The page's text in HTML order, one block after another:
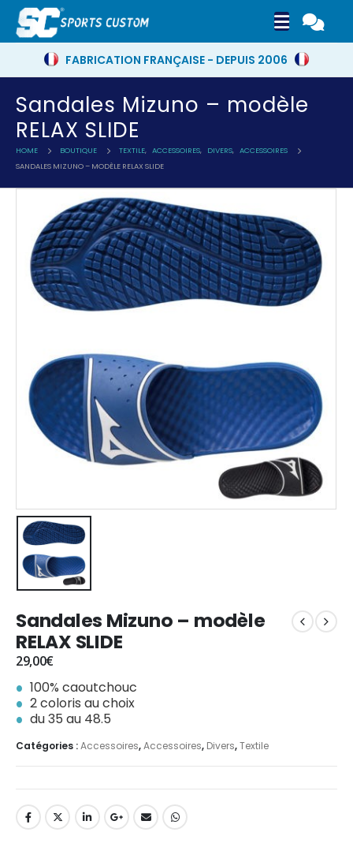
FABRICATION FRANÇAISE - DEPUIS 2006
Sandales Mizuno – modèle
RELAX SLIDE
HOME BOUTIQUE TEXTILE, ACCESSOIRES, DIVERS, ACCESSOIRES
SANDALES MIZUNO – MODÈLE RELAX SLIDE
Sandales Mizuno – modèle
RELAX SLIDE
29,00€
100% caoutchouc
2 coloris au choix
du 35 au 48.5
Catégories :Accessoires,Accessoires, Divers,Textile